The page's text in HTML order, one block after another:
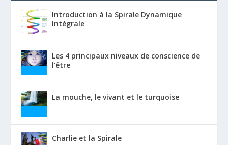
Introduction à la Spirale Dynamique
Intégrale
Les 4 principaux niveaux de conscience de
l’être
La mouche, le vivant et le turquoise
Charlie et la Spirale